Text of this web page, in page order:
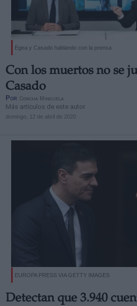
Egea y Casado hablando con la prensa
Con los muertos no se
Casado
Por Concha Minguela
Más artículos de este autor
domingo, 12 de abril de 2020
EUROPA PRESS VIA GETTY IMAGES
Detectan que 3.940
Derechos:
Información adicional
link